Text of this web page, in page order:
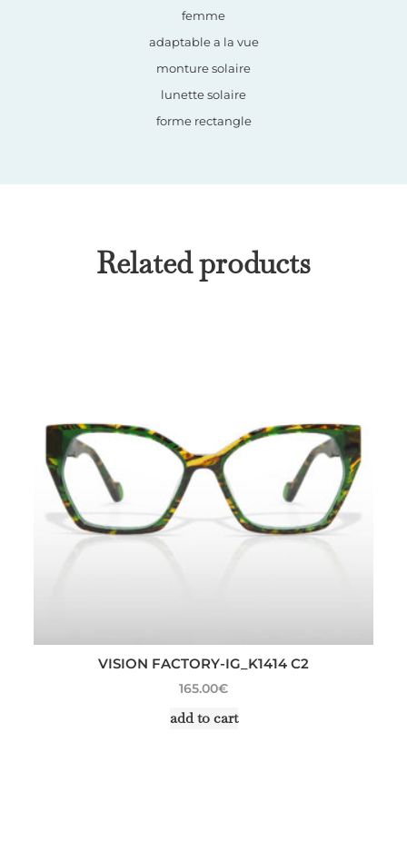
femme
adaptable a la vue
monture solaire
lunette solaire
forme rectangle
Related products
VISION FACTORY-IG_K1414 C2
165.00€
add to cart